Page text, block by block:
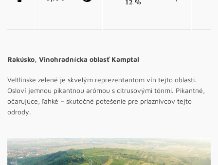
12 %
Rakúsko, Vinohradnícka oblasť Kamptal
Veltlínske zelené je skvelým reprezentantom vín tejto oblasti.
Osloví jemnou pikantnou arómou s citrusovými tónmi. Pikantné,
očarujúce, ľahké – skutočné potešenie pre priaznivcov tejto
odrody.